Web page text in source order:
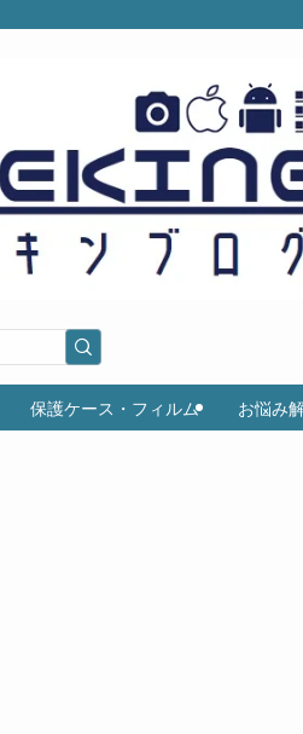
保護ケース・フィルム お悩み